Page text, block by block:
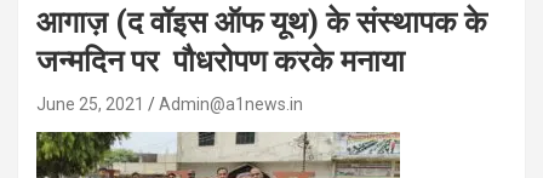
आगाज़ (द वॉइस ऑफ यूथ) के संस्थापक के
जन्मदिन पर पौधरोपण करके मनाया
June 25, 2021 Admin@a1news.in